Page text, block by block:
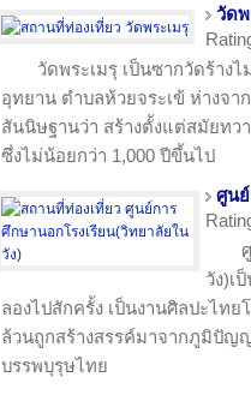
วัดพ
วัดพระเมรุ เป็นซากวัดร้า
อุทยาน ตำบลห้วยจระเข้ ห่างจ
สันนิษฐานว่า สร้างตั้งแต่สมัยทว
ซึ่งไม่น้อยกว่า 1,000 ปีขึ้นไป
ศูนย์
วัง)เ
ลองไปสักครั้ง เป็นงานศิลปะไท
ล้วนถูกสร้างสรรค์มาจากภูมิปั
บรรพบุรุษไทย